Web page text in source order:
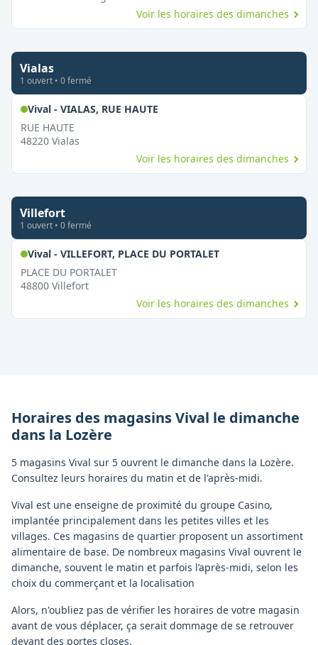
Voir les horaires des dimanches
Vialas
1 ouvert • 0fermé
Vival - VIALAS, RUE HAUTE,
RUE HAUTE
48220 Vialas
Voir les horaires des dimanches
Villefort
1 ouvert • 0fermé
Vival - VILLEFORT, PLACE DU PORTALET,
PLACE DU PORTALET
48800 Villefort
Voir les horaires des dimanches
Horaires des magasinsVival le dimanche
dans la Lozère
5 magasins Vival sur 5 ouvrent le dimanche dans la Lozère.
Consultez leurs horaires du matin et de l'après-midi.
Vival est une enseigne de proximité du groupe Casino,
implantée principalement dans les petites villes et les
villages. Ces magasins de quartier proposent un assortiment
alimentaire de base. De nombreux magasins Vival ouvrent le
dimanche, souvent le matin et parfois l’après-midi, selon les
choix du commerçant et la localisation
Alors, n'oubliez pas de vérifier les horaires de votre magasin
avant de vous déplacer, ça serait dommage de se retrouver
devant des portes closes.